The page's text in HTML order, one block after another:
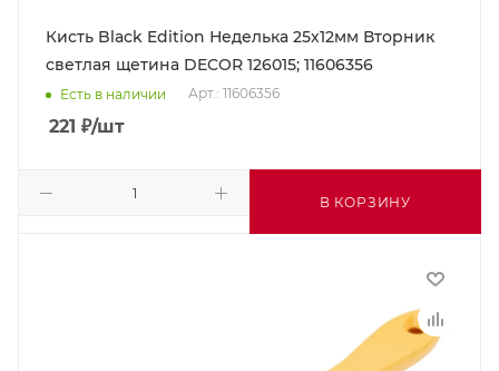
Кисть Black Edition Неделька 25х12мм Вторник
светлая щетина DECOR 126015; 11606356
Есть в наличии Арт.: 11606356
221 ₽/шт
В КОРЗИНУ